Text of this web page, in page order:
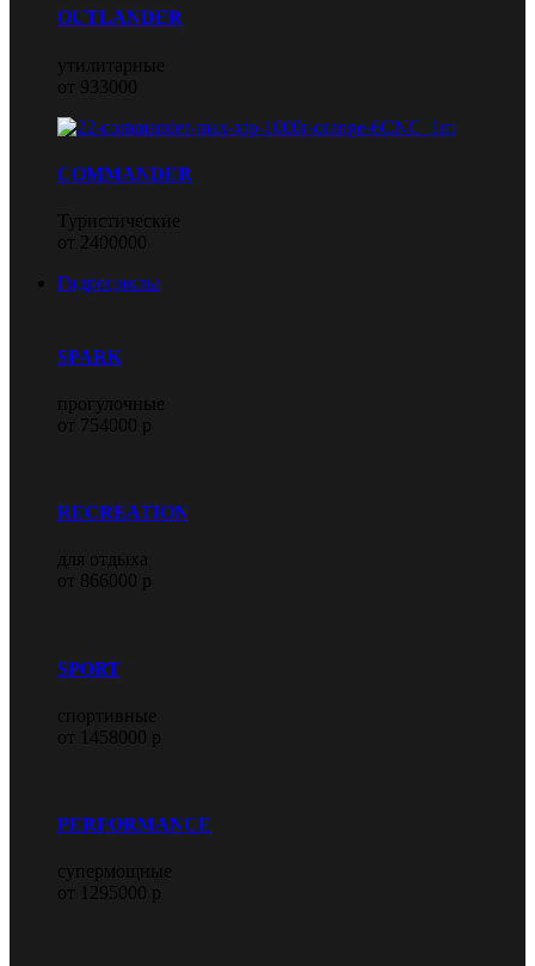
OUTLANDER
утилитарные
от 933000
COMMANDER
Туристические
от 2400000
Гидроциклы
SPARK
прогулочные
от 754000 р
RECREATION
для отдыха
от 866000 р
SPORT
спортивные
от 1458000 р
PERFORMANCE
супермощные
от 1295000 р